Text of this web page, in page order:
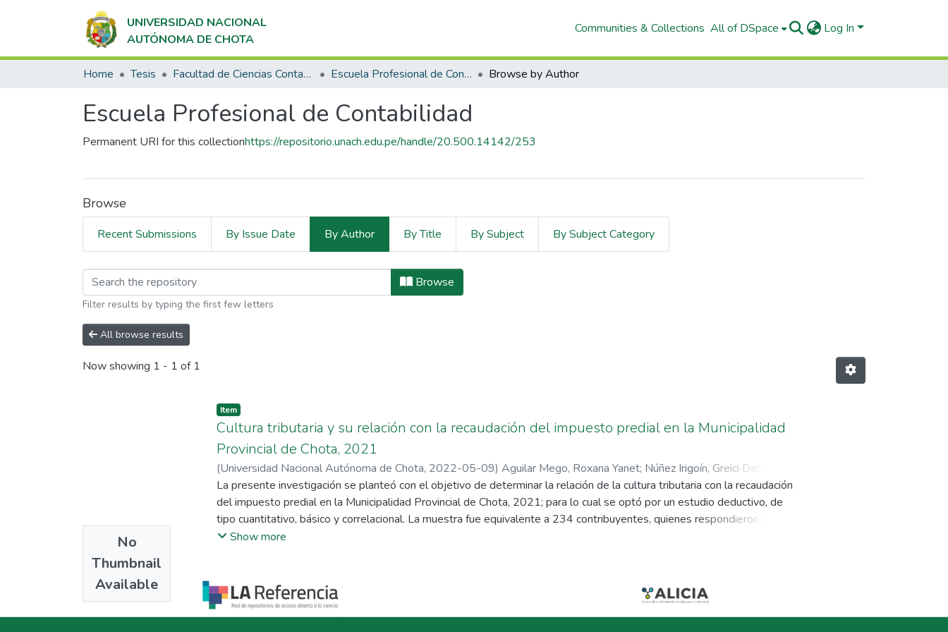
UNIVERSIDAD NACIONAL
AUTÓNOMA DE CHOTA
Communities & Collections All of DSpace Log In
Home Tesis Facultad de Ciencias Contables y Empresariales Escuela Profesional de Contabilidad Browse by Author
Escuela Profesional de Contabilidad
Permanent URI for this collectionhttps://repositorio.unach.edu.pe/handle/20.500.14142/253
Browse
Recent Submissions By Issue Date By Author By Title By Subject By Subject Category
Browsing Escuela Profesional de Contabilidad by Author "Aguilar Mego,
Browse
Filter results by typing the first few letters
All browse results
Now showing 1 - 1 of 1
No
Thumbnail
Available
Item
Cultura tributaria y su relación con la recaudación del impuesto predial en la Municipalidad
Provincial de Chota, 2021
(Universidad Nacional Autónoma de Chota, 2022-05-09) Aguilar Mego, Roxana Yanet; Núñez Irigoín, Greici Del Rocío
Terán Leyva, Sara Judith
La presente investigación se planteó con el objetivo de determinar la relación de la cultura tributaria con la recaudación
del impuesto predial en la Municipalidad Provincial de Chota, 2021; para lo cual se optó por un estudio deductivo, de
tipo cuantitativo, básico y correlacional. La muestra fue equivalente a 234 contribuyentes, quienes respondieron a dos
cuestionarios. Se registró un nivel de cultura tributaria bajo en un 50% y de igual forma la recaudación del impuesto
moderada entre el conocimiento tributario y recaudación (sig. Bilateral: 0.05; Rho de Spearman = 0.764), correlación
positiva y moderada entre los valores tributarios y recaudación (sig. Bilateral:0.00; Rho de Spearman = 0.703), y
correlación positiva y moderada entre la educación tributaria y recaudación del impuesto predial (sig. Bilateral: 0.05; Rho
Show more